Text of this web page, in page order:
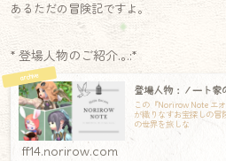
あるただの冒険記ですよ。
* 登場人物のご紹介.｡.:*
登場人物：ノート家
この『Norirow Note エ
が織りなすお宝探しの
の世界を旅しな
ff14.norirow.com